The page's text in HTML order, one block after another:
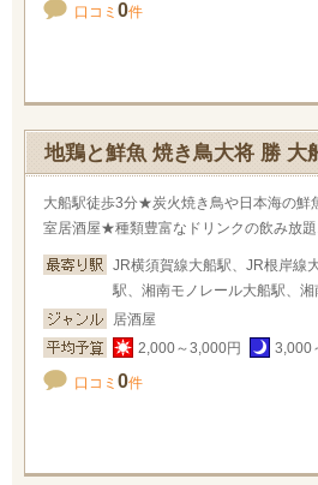
口コミ 0件
地鶏と鮮魚 焼き鳥大将 勝 大
大船駅徒歩3分★炭火焼き鳥や日本海の鮮
室居酒屋★種類豊富なドリンクの飲み放題
JR横須賀線大船駅、JR根岸線
駅、湘南モノレール大船駅、
居酒屋
2,000～3,000円
3,000
口コミ 0件